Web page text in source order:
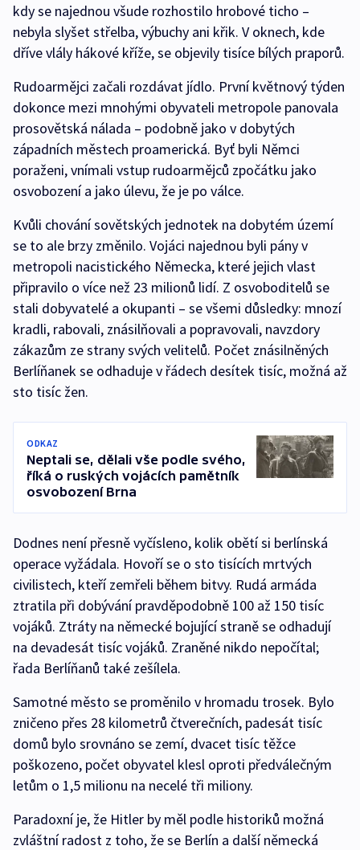
kdy se najednou všude rozhostilo hrobové ticho –
nebyla slyšet střelba, výbuchy ani křik. V oknech, kde
dříve vlály hákové kříže, se objevily tisíce bílých praporů.
Rudoarmějci začali rozdávat jídlo. První květnový týden
dokonce mezi mnohými obyvateli metropole panovala
prosovětská nálada – podobně jako v dobytých
západních městech proamerická. Byť byli Němci
poraženi, vnímali vstup rudoarmějců zpočátku jako
osvobození a jako úlevu, že je po válce.
Kvůli chování sovětských jednotek na dobytém území
se to ale brzy změnilo. Vojáci najednou byli pány v
metropoli nacistického Německa, které jejich vlast
připravilo o více než 23 milionů lidí. Z osvoboditelů se
stali dobyvatelé a okupanti – se všemi důsledky: mnozí
kradli, rabovali, znásilňovali a popravovali, navzdory
zákazům ze strany svých velitelů. Počet znásilněných
Berlíňanek se odhaduje v řádech desítek tisíc, možná až
sto tisíc žen.
ODKAZ
Neptali se, dělali vše podle svého,
říká o ruských vojácích pamětník
osvobození Brna
Dodnes není přesně vyčísleno, kolik obětí si berlínská
operace vyžádala. Hovoří se o sto tisících mrtvých
civilistech, kteří zemřeli během bitvy. Rudá armáda
ztratila při dobývání pravděpodobně 100 až 150 tisíc
vojáků. Ztráty na německé bojující straně se odhadují
na devadesát tisíc vojáků. Zraněné nikdo nepočítal;
řada Berlíňanů také zešílela.
Samotné město se proměnilo v hromadu trosek. Bylo
zničeno přes 28 kilometrů čtverečních, padesát tisíc
domů bylo srovnáno se zemí, dvacet tisíc těžce
poškozeno, počet obyvatel klesl oproti předválečným
letům o 1,5 milionu na necelé tři miliony.
Paradoxní je, že Hitler by měl podle historiků možná
zvláštní radost z toho, že se Berlín a další německá